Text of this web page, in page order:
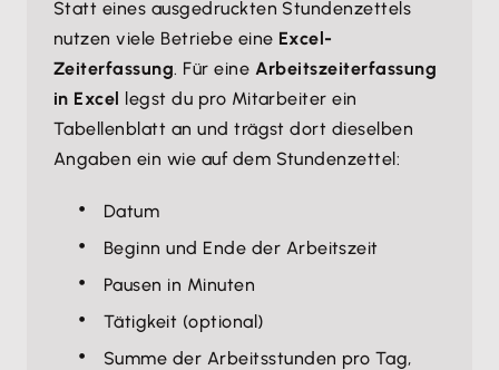
Statt eines ausgedruckten Stundenzettels
nutzen viele Betriebe eine Excel-
Zeiterfassung. Für eine Arbeitszeiterfassung
in Excel legst du pro Mitarbeiter ein
Tabellenblatt an und trägst dort dieselben
Angaben ein wie auf dem Stundenzettel:
Datum
Beginn und Ende der Arbeitszeit
Pausen in Minuten
Tätigkeit (optional)
Summe der Arbeitsstunden pro Tag,